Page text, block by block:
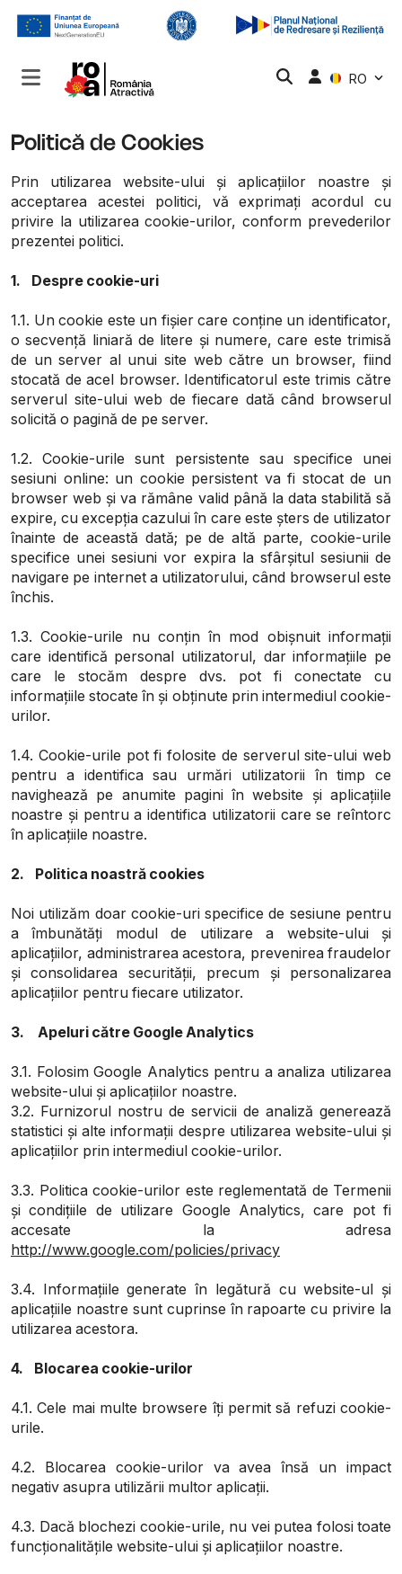
RO
Politică de Cookies
Prin utilizarea website-ului și aplicațiilor noastre și
acceptarea acestei politici, vă exprimați acordul cu
privire la utilizarea cookie-urilor, conform prevederilor
prezentei politici.
1. Despre cookie-uri
1.1. Un cookie este un fișier care conține un identificator,
o secvență liniară de litere și numere, care este trimisă
de un server al unui site web către un browser, fiind
stocată de acel browser. Identificatorul este trimis către
serverul site-ului web de fiecare dată când browserul
solicită o pagină de pe server.
1.2. Cookie-urile sunt persistente sau specifice unei
sesiuni online: un cookie persistent va fi stocat de un
browser web și va rămâne valid până la data stabilită să
expire, cu excepția cazului în care este șters de utilizator
înainte de această dată; pe de altă parte, cookie-urile
specifice unei sesiuni vor expira la sfârșitul sesiunii de
navigare pe internet a utilizatorului, când browserul este
închis.
1.3. Cookie-urile nu conțin în mod obișnuit informații
care identifică personal utilizatorul, dar informațiile pe
care le stocăm despre dvs. pot fi conectate cu
informațiile stocate în și obținute prin intermediul cookie-
urilor.
1.4. Cookie-urile pot fi folosite de serverul site-ului web
pentru a identifica sau urmări utilizatorii în timp ce
navighează pe anumite pagini în website și aplicațiile
noastre și pentru a identifica utilizatorii care se reîntorc
în aplicațiile noastre.
2. Politica noastră cookies
Noi utilizăm doar cookie-uri specifice de sesiune pentru
a îmbunătăți modul de utilizare a website-ului și
aplicațiilor, administrarea acestora, prevenirea fraudelor
și consolidarea securității, precum și personalizarea
aplicațiilor pentru fiecare utilizator.
3. Apeluri către Google Analytics
3.1. Folosim Google Analytics pentru a analiza utilizarea
website-ului și aplicațiilor noastre.
3.2. Furnizorul nostru de servicii de analiză generează
statistici și alte informații despre utilizarea website-ului și
aplicațiilor prin intermediul cookie-urilor.
3.3. Politica cookie-urilor este reglementată de Termenii
și condițiile de utilizare Google Analytics, care pot fi
accesate la adresa
http://www.google.com/policies/privacy
3.4. Informațiile generate în legătură cu website-ul și
aplicațiile noastre sunt cuprinse în rapoarte cu privire la
utilizarea acestora.
4. Blocarea cookie-urilor
4.1. Cele mai multe browsere îți permit să refuzi cookie-
urile.
4.2. Blocarea cookie-urilor va avea însă un impact
negativ asupra utilizării multor aplicații.
4.3. Dacă blochezi cookie-urile, nu vei putea folosi toate
funcționalitățile website-ului și aplicațiilor noastre.